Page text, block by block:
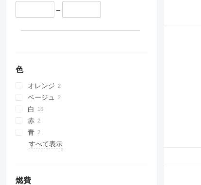
–
色
オレンジ
ベージュ
白
赤
青
すべて表示
燃費